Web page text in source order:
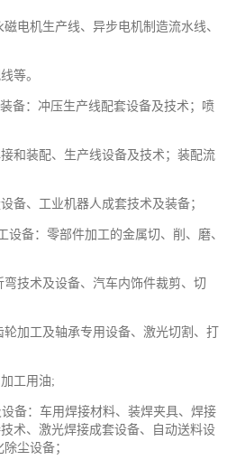
电机生产线、异步电机制造流水线、
等。
装备：冲压生产线配套设备及技术；喷
和装配、生产线设备及技术；装配流
备、 工业机器人成套技术及装备；
设备：零部件加工的金属切、削、磨、
弯技术及设备、汽车内饰件裁剪、切
轮加工及轴承专用设备、激光切割、打
工用油;
备：车用焊接材料、装焊夹具、焊接
术、激光焊接成套设备、自动送料设
尘设备；